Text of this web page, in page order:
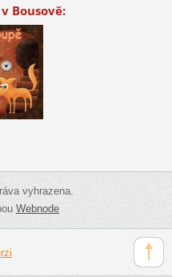
Bousově:
vyhrazena.
Webnode